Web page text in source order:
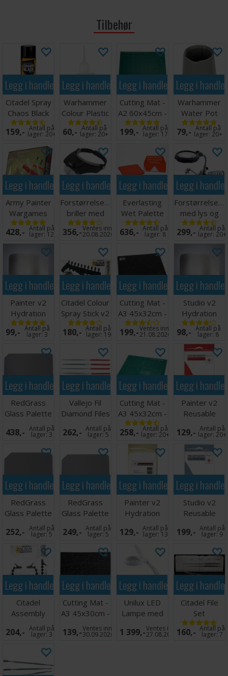
Settet består av 84 komponenter, og inkluderer 2x
krever montering.
Tilbehør
Legg i handlekurven
Citadel Spray
Chaos Black
159,- Antall på
lager: 20+
Legg i handlekurven
Warhammer
Colour Plastic
Glue 15ml
60,- Antall på
lager:20+
Legg i handlekurven
Cutting Mat -
A2 60x45cm -
Grønn
199,- Antall på
lager: 17
Legg i
Warhammer
Water Pot
79,- Antall på
lager:20+
Legg i handlekurven
Army Painter
Wargames
Hobby Tool
Kit
428,- Antall på
lager: 12
Legg i handlekurven
Forstørrelsesglass
briller med
LED lys
356,-Ventes inn
20.08.2026
Legg i handlekurven
Everlasting
Wet Palette
Painter v2
636,- Antall på
lager:8
Legg i
med lys og
holder
299,- Antall på
lager:20+
Legg i handlekurven
Painter v2
Hydration
Foam (1 stk)
99,- Antall på
lager:3
Legg i handlekurven
Citadel Colour
Spray Stick v2
180,- Antall på
lager: 19
Legg i handlekurven
Cutting Mat -
A3 45x32cm -
Sort
199,-Ventes inn
21.08.2026
Legg i
Studio v2
Hydration
Foam (1 stk)
98,- Antall på
lager:8
Legg i handlekurven
RedGrass
Glass Palette
Studio XL
438,- Antall på
lager:3
Legg i handlekurven
Vallejo Fil
Diamond Files
- 5 stk
262,- Antall på
lager:5
Legg i handlekurven
Cutting Mat -
A3 45x32cm -
Grønn
258,- Antall på
lager:20+
Legg i
Painter v2
Reusable
Membrane
(15 stk)
129,- Antall på
lager:20+
Legg i handlekurven
RedGrass
Glass Palette
Lite
252,- Antall på
lager:5
Legg i handlekurven
RedGrass
Glass Palette
Painter V2
249,- Antall på
lager:5
Legg i handlekurven
Painter v2
Hydration
Paper Sheets
50stk
129,- Antall på
lager: 13
Legg i
Studio v2
Reusable
Membrane
(15 stk)
199,- Antall på
lager:9
Legg i handlekurven
Citadel
Assembly
Stand v2
204,- Antall på
lager:3
Legg i handlekurven
Cutting Mat -
A3 45x30cm -
Sort
139,-Ventes inn
30.09.2026
Legg i handlekurven
Unilux LED
Lampe med
1 399,-Ventes inn
27.08.2026
Legg i
Citadel File
Set
160,- Antall på
lager:7